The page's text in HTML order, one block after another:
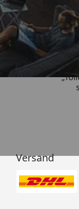
Versand